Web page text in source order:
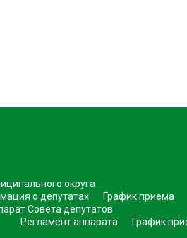
округа
о депутатах
График приема
Совета депутатов
Регламент аппарата
График